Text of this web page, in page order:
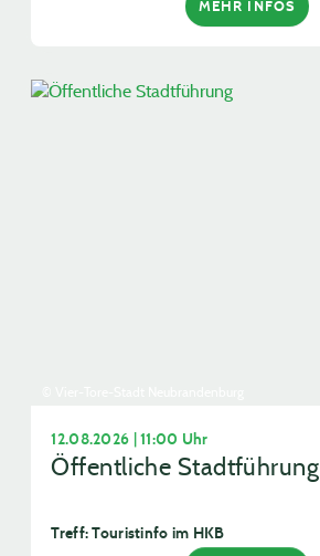
MEHR INFOS
12.08.2026 | 11:00 Uhr
Öffentliche Stadtführung
Treff: Touristinfo im HKB